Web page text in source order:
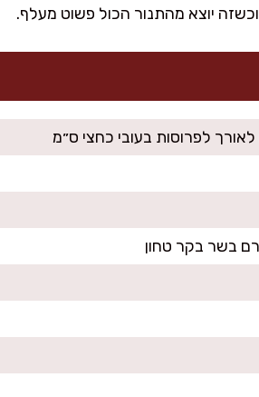
יוצא מהתנור הכול פשוט מעלף.